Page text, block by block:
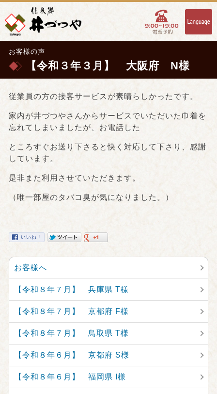
お客様の声
【令和３年３月】 大阪府 N様
従業員の方の接客サービスが素晴らしかったです。
家内が井づつやさんからサービスでいただいた巾着を
忘れてしまいましたが、お電話した
ところすぐお送り下さると快く対応して下さり、感謝
しています。
是非また利用させていただきます。
（唯一部屋のタバコ臭が気になりました。）
お客様へ
【令和８年７月】 兵庫県 T様
【令和８年７月】 京都府 F様
【令和８年７月】 鳥取県 T様
【令和８年６月】 京都府 S様
【令和８年６月】 福岡県 I様